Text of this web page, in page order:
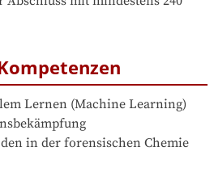
Lernen (Machine Learning)
in der forensischen Chemie